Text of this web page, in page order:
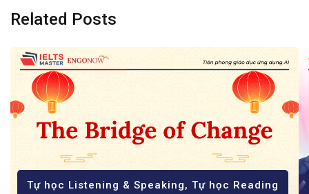
Related Posts
Tự học Listening & Speaking, Tự học Reading